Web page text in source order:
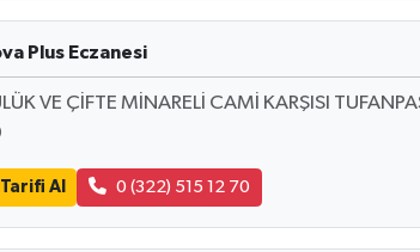
Plus Eczanesi
VE ÇİFTE MİNARELİ CAMİ KARŞISI
Al 0 (322) 515 12 70